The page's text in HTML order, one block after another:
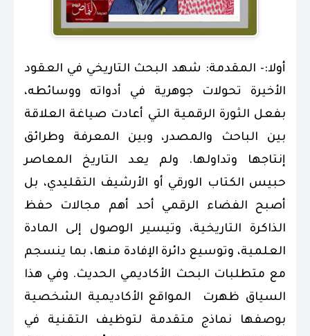
أولا:- المقدمة: شهد البحث التاريخي في العقود
الأخيرة تحولات جوهرية في أدواته ووسائطه،
بفعل الثورة الرقمية التي أعادت صياغة العلاقة
بين الباحث والمصدر، وبين المعرفة وطرائق
إنتاجها وتداولها. ولم يعد التاريخ المعاصر
حبيس الكتاب الورقي أو الأرشيف التقليدي، بل
أصبح الفضاء الرقمي أحد أهم مجالات حفظ
الذاكرة التاريخية، وتيسير الوصول إلى المادة
العلمية، وتوسيع دائرة الإفادة منها، بما ينسجم
مع متطلبات البحث الأكاديمي الحديث. وفي هذا
السياق ظهرت المواقع الأكاديمية الشخصية
بوصفها نماذج متقدمة لتوظيف التقنية في